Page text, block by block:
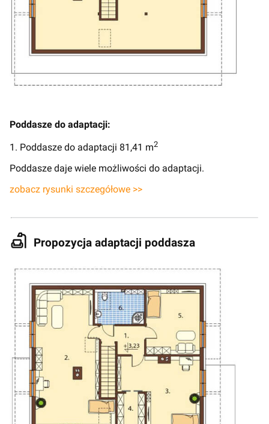
Poddasze do adaptacji:
1. Poddasze do adaptacji 81,41 m2
Poddasze daje wiele możliwości do adaptacji.
zobacz rysunki szczegółowe >>
Propozycja adaptacji poddasza